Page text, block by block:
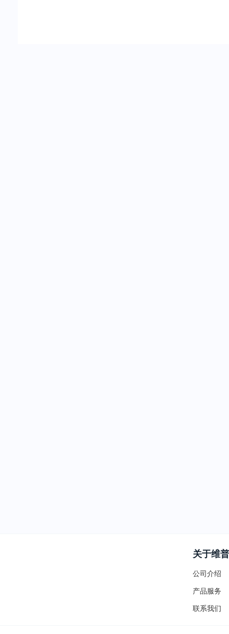
关于维普
公司介绍
产品服务
联系我们